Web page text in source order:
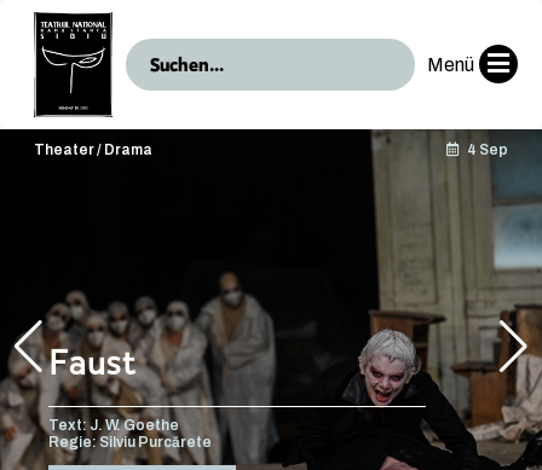
Menü
Theater / Drama 4 Sep
Faust
Text: J. W. Goethe
Regie: Silviu Purcărete